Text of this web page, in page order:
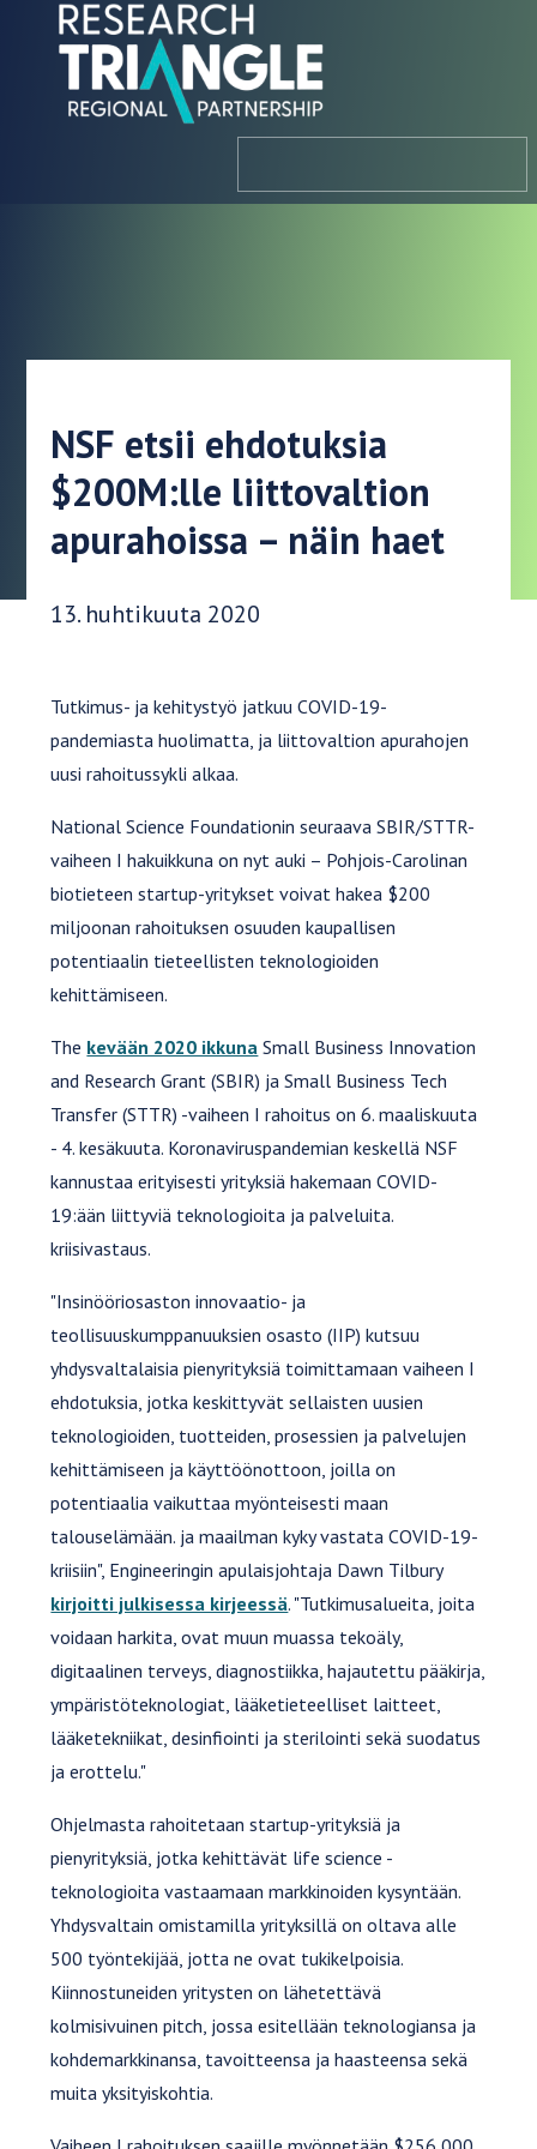
Siirry sisältöön
NSF etsii ehdotuksia
$200M:lle liittovaltion
apurahoissa – näin haet
Julkaisupäivä:
13. huhtikuuta 2020
Tutkimus- ja kehitystyö jatkuu COVID-19-
pandemiasta huolimatta, ja liittovaltion apurahojen
uusi rahoitussykli alkaa.
National Science Foundationin seuraava SBIR/STTR-
vaiheen I hakuikkuna on nyt auki – Pohjois-Carolinan
biotieteen startup-yritykset voivat hakea $200
miljoonan rahoituksen osuuden kaupallisen
potentiaalin tieteellisten teknologioiden
kehittämiseen.
The kevään 2020 ikkuna Small Business Innovation
and Research Grant (SBIR) ja Small Business Tech
Transfer (STTR) -vaiheen I rahoitus on 6. maaliskuuta
- 4. kesäkuuta. Koronaviruspandemian keskellä NSF
kannustaa erityisesti yrityksiä hakemaan COVID-
19:ään liittyviä teknologioita ja palveluita.
kriisivastaus.
"Insinööriosaston innovaatio- ja
teollisuuskumppanuuksien osasto (IIP) kutsuu
yhdysvaltalaisia pienyrityksiä toimittamaan vaiheen I
ehdotuksia, jotka keskittyvät sellaisten uusien
teknologioiden, tuotteiden, prosessien ja palvelujen
kehittämiseen ja käyttöönottoon, joilla on
potentiaalia vaikuttaa myönteisesti maan
talouselämään. ja maailman kyky vastata COVID-19-
kriisiin", Engineeringin apulaisjohtaja Dawn Tilbury
kirjoitti julkisessa kirjeessä. "Tutkimusalueita, joita
voidaan harkita, ovat muun muassa tekoäly,
digitaalinen terveys, diagnostiikka, hajautettu pääkirja,
ympäristöteknologiat, lääketieteelliset laitteet,
lääketekniikat, desinfiointi ja sterilointi sekä suodatus
ja erottelu."
Ohjelmasta rahoitetaan startup-yrityksiä ja
pienyrityksiä, jotka kehittävät life science -
teknologioita vastaamaan markkinoiden kysyntään.
Yhdysvaltain omistamilla yrityksillä on oltava alle
500 työntekijää, jotta ne ovat tukikelpoisia.
Kiinnostuneiden yritysten on lähetettävä
kolmisivuinen pitch, jossa esitellään teknologiansa ja
kohdemarkkinansa, tavoitteensa ja haasteensa sekä
muita yksityiskohtia.